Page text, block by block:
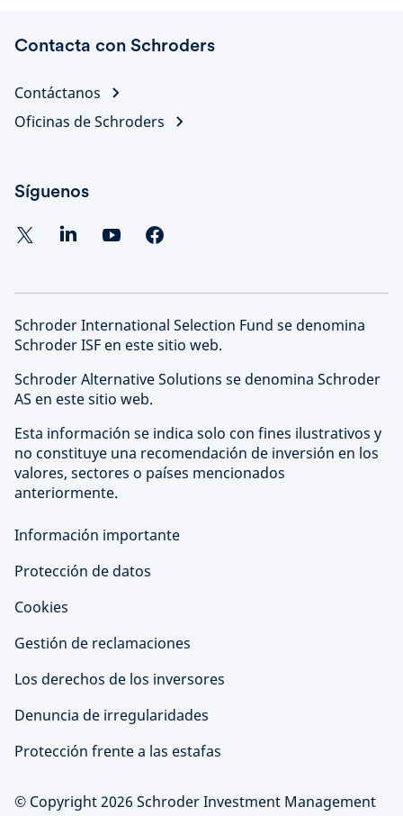
Contacta con Schroders
Contáctanos
Oficinas de Schroders
Síguenos
Schroder International Selection Fund se denomina
Schroder ISF en este sitio web.
Schroder Alternative Solutions se denomina Schroder
AS en este sitio web.
Esta información se indica solo con fines ilustrativos y
no constituye una recomendación de inversión en los
valores, sectores o países mencionados
anteriormente.
Información importante
Protección de datos
Cookies
Gestión de reclamaciones
Los derechos de los inversores
Denuncia de irregularidades
Protección frente a las estafas
© Copyright 2026 Schroder Investment Management